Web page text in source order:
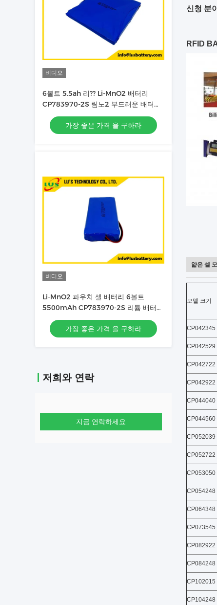
비디오
6볼트 5.5ah 리?? Li-MnO2 배터리
CP783970-2S 림노2 부드러운 배터리
팩 OEM 공장
가장 좋은 가격 을 구하라
비디오
Li-MnO2 파우치 셀 배터리 6볼트
5500mAh CP783970-2S 리튬 배터리
맞춤형
가장 좋은 가격 을 구하라
저희와 연락
지금 연락하세요
신청 분
RFID
얇은 셀
모델 크기
CP042345
CP042529
CP042722
CP042922
CP044040
CP044560
CP052039
CP052722
CP053050
CP054248
CP064348
CP073545
CP082922
CP084248
CP102015
CP104248